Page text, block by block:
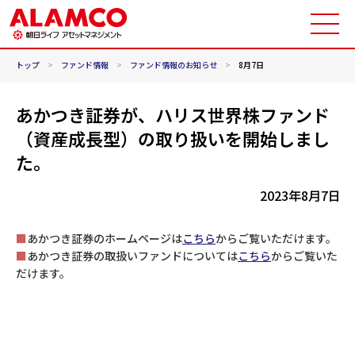
トップ > ファンド情報 > ファンド情報のお知らせ > 8月7日
あかつき証券が、ハリス世界株ファンド
（資産成長型）の取り扱いを開始しまし
た。
2023年8月7日
■あかつき証券のホームページはこちらからご覧いただけます。
■あかつき証券の取扱いファンドについてはこちらからご覧いた
だけます。